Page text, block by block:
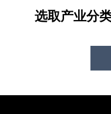
选取产业分